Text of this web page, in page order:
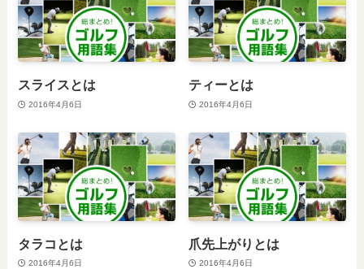
スライスとは
2016年4月6日
ティーとは
2016年4月6日
タラコとは
2016年4月6日
爪先上がりとは
2016年4月6日